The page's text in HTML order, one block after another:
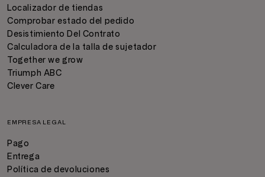
Localizador de tiendas
Comprobar estado del pedido
Desistimiento Del Contrato
Calculadora de la talla de sujetador
Together we grow
Triumph ABC
Clever Care
EMPRESA LEGAL
Pago
Entrega
Política de devoluciones